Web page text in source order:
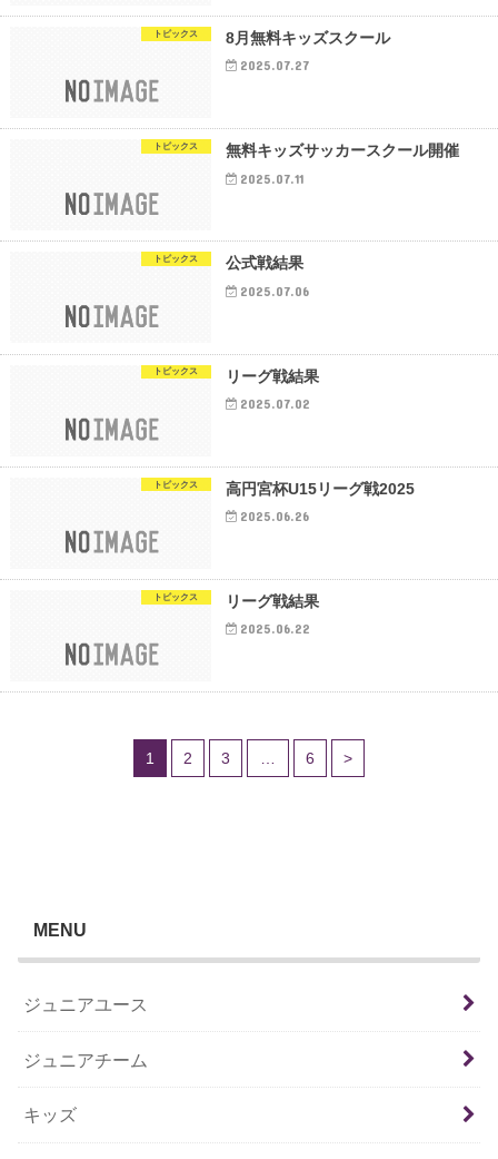
トピックス 8月無料キッズスクール
2025.07.27
トピックス 無料キッズサッカースクール開催
2025.07.11
トピックス 公式戦結果
2025.07.06
トピックス リーグ戦結果
2025.07.02
トピックス 高円宮杯U15リーグ戦2025
2025.06.26
トピックス リーグ戦結果
2025.06.22
1 2 3 6 >
MENU
ジュニアユース
ジュニアチーム
キッズ